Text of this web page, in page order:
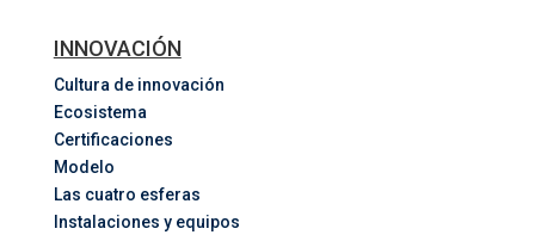
INNOVACIÓN
Cultura de innovación
Ecosistema
Certificaciones
Modelo
Las cuatro esferas
Instalaciones y equipos